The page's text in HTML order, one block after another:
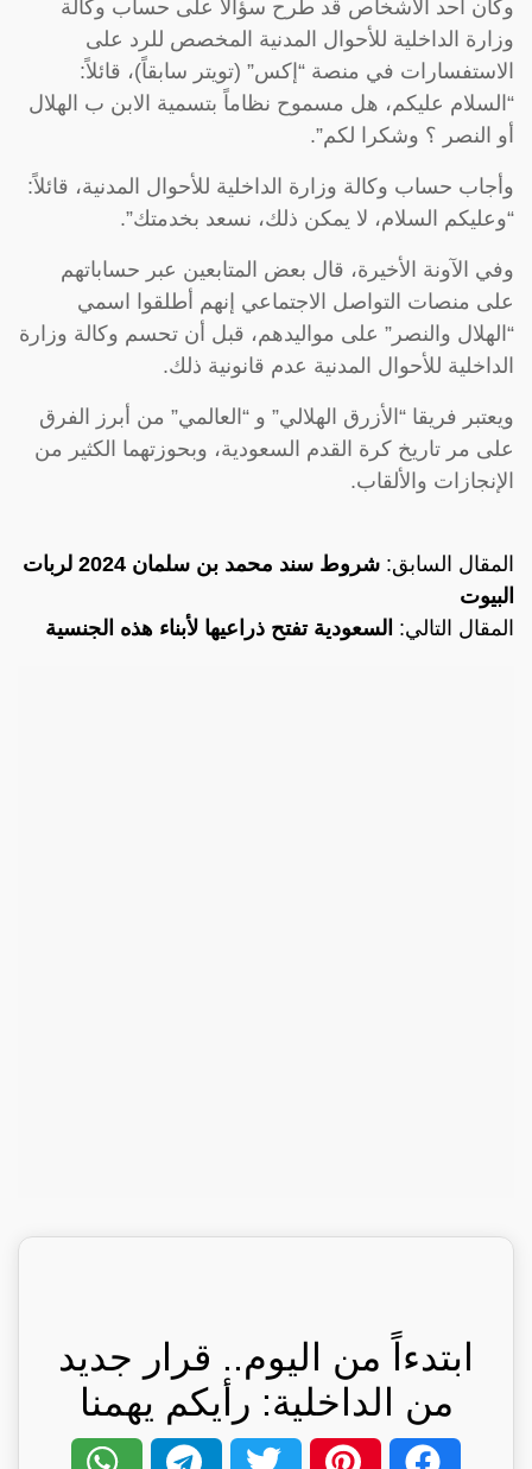
وكان أحد الأشخاص قد طرح سؤالاً على حساب وكالة
وزارة الداخلية للأحوال المدنية المخصص للرد على
الاستفسارات في منصة “إكس” (تويتر سابقاً)، قائلاً:
“السلام عليكم، هل مسموح نظاماً بتسمية الابن ب الهلال
أو النصر ؟ وشكرا لكم”.
وأجاب حساب وكالة وزارة الداخلية للأحوال المدنية، قائلاً:
“وعليكم السلام، لا يمكن ذلك، نسعد بخدمتك”.
وفي الآونة الأخيرة، قال بعض المتابعين عبر حساباتهم
على منصات التواصل الاجتماعي إنهم أطلقوا اسمي
“الهلال والنصر” على مواليدهم، قبل أن تحسم وكالة وزارة
الداخلية للأحوال المدنية عدم قانونية ذلك.
ويعتبر فريقا “الأزرق الهلالي” و “العالمي” من أبرز الفرق
على مر تاريخ كرة القدم السعودية، وبحوزتهما الكثير من
الإنجازات والألقاب.
المقال السابق:
شروط سند محمد بن سلمان 2024 لربات
البيوت
المقال التالي: السعودية تفتح ذراعيها لأبناء هذه الجنسية
ابتدءاً من اليوم.. قرار جديد
من الداخلية: رأيكم يهمنا